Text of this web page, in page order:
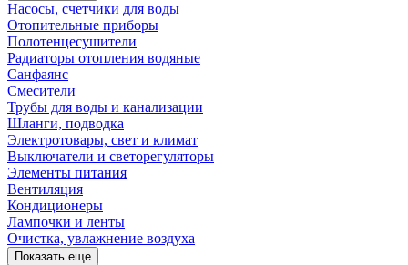
Насосы, счетчики для воды
Отопительные приборы
Полотенцесушители
Радиаторы отопления водяные
Санфаянс
Смесители
Трубы для воды и канализации
Шланги, подводка
Электротовары, свет и климат
Выключатели и светорегуляторы
Элементы питания
Вентиляция
Кондиционеры
Лампочки и ленты
Очистка, увлажнение воздуха
Показать еще